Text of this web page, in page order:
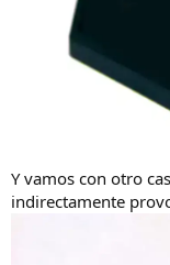
Y vamos con otro
indirectamente